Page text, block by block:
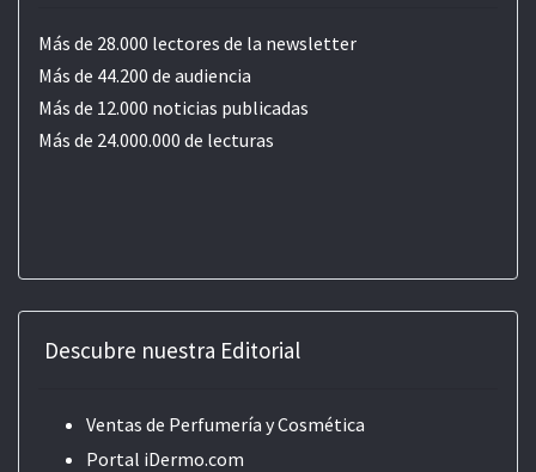
Más de 28.000 lectores de la newsletter
Más de 44.200 de audiencia
Más de 12.000 noticias publicadas
Más de 24.000.000 de lecturas
Descubre nuestra Editorial
Ventas de Perfumería y Cosmética
Portal iDermo.com